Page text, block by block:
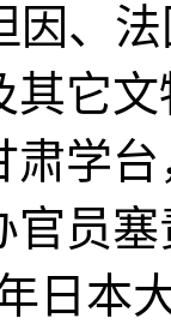
因、
其它
肃学
官员
日本